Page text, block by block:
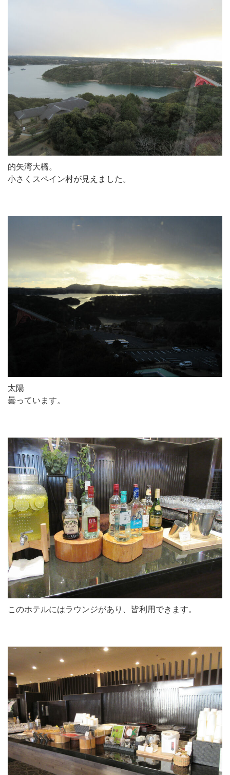
的矢湾大橋。
小さくスペイン村が見えました。
太陽
曇っています。
このホテルにはラウンジがあり、皆利用できます。